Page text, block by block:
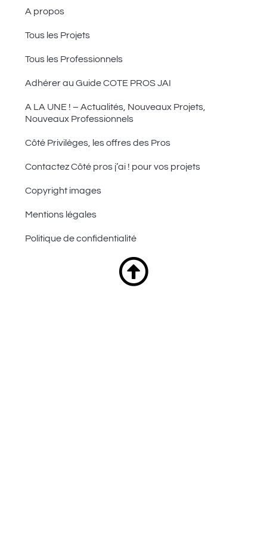
A propos
Tous les Projets
Tous les Professionnels
Adhérer au Guide COTE PROS JAI
A LA UNE ! – Actualités, Nouveaux Projets,
Nouveaux Professionnels
Côté Privilèges, les offres des Pros
Contactez Côté pros j’ai ! pour vos projets
Copyright images
Mentions légales
Politique de confidentialité